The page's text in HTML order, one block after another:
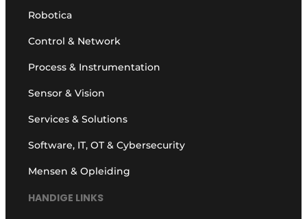
Robotica
Control & Network
Process & Instrumentation
Sensor & Vision
Services & Solutions
Software, IT, OT & Cybersecurity
Mensen & Opleiding
HANDIGE LINKS